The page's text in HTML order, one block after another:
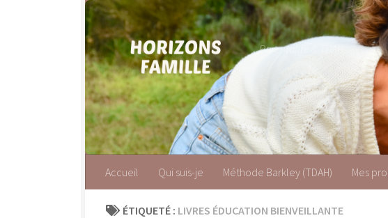
Skip to content
Parentalité & TDAH
Accueil Qui suis-je Méthode Barkley (TDAH) Mes
ÉTIQUETÉ : LIVRES ÉDUCATION BIENVEILLANTE